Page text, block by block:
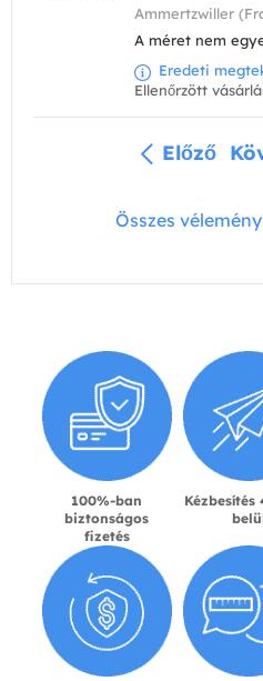
Ammertzwiller
A méret nem
Eredeti
Ellenőrzött
Előző
Összes
100%-ban
biztonságos
fizetés
Kézbesítés